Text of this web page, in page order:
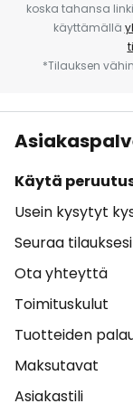
koska tahansa
käyttämällä
*Tilauksen
Käytä
Usein kysytyt
Seuraa
Ota yhteyttä
Toimituskulut
Tuotteiden
Maksutavat
Asiakastili